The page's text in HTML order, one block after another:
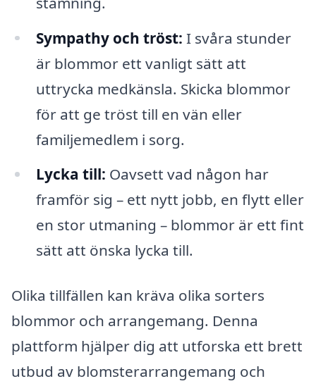
Sympathy och tröst: I svåra stunder
är blommor ett vanligt sätt att
uttrycka medkänsla. Skicka blommor
för att ge tröst till en vän eller
familjemedlem i sorg.
Lycka till: Oavsett vad någon har
framför sig – ett nytt jobb, en flytt eller
en stor utmaning – blommor är ett fint
sätt att önska lycka till.
Olika tillfällen kan kräva olika sorters
blommor och arrangemang. Denna
plattform hjälper dig att utforska ett brett
utbud av blomsterarrangemang och